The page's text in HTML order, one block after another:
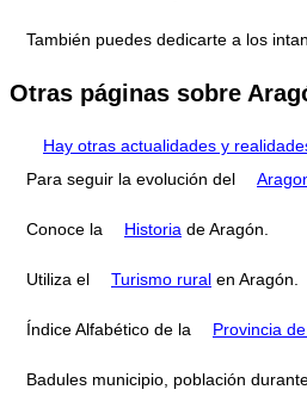
También puedes dedicarte a los
Otras páginas sobre
Hay otras actualidades y
Para seguir la evolución del
Conoce la Historia de Aragón.
Utiliza el Turismo rural en Aragón.
Índice Alfabético de la Provincia
Badules municipio, población